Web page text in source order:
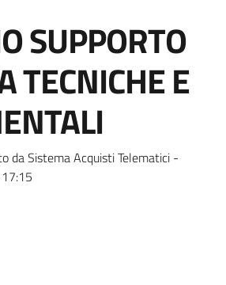
SUPPORTO
TECNICHE E
da Sistema Acquisti Telematici -